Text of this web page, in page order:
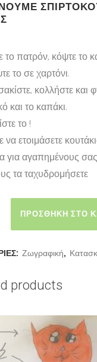
πατρόν, κόψτε το
το σε χαρτόνι.
κολλήστε και
και το καπάκι.
το !
να ετοιμάσετε
για αγαπημένους
τα ταχυδρομήσετε
ΠΡΟΣΘΉΚΗ ΣΤΟ
Ζωγραφική,
products